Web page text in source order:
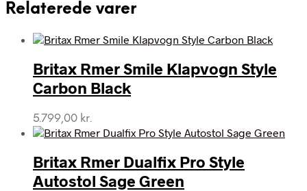
Relaterede varer
Britax Rmer Smile Klapvogn Style
Carbon Black
5.799,00 kr.
Britax Rmer Dualfix Pro Style
Autostol Sage Green